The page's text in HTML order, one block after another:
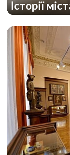
Історії